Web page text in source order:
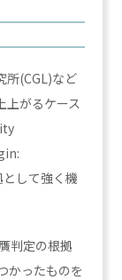
所(CGL)など
上がるケース
して強く機
判定の根拠
かったものを